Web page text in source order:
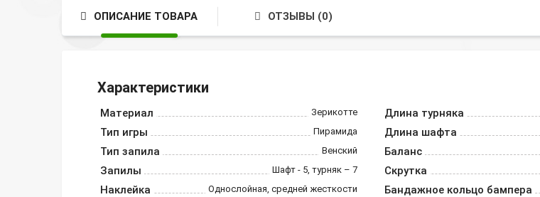
ОПИСАНИЕ ТОВАРА ОТЗЫВЫ (0)
Характеристики
Материал Зерикотте
Тип игры Пирамида
Тип запила Венский
Запилы Шафт - 5, турняк – 7
Наклейка Однослойная, средней жесткости
Длина турняка
Длина шафта
Баланс
Скрутка
Бандажное кольцо бампера